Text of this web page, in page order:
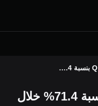
تذبذب Q (QuackAI) بنسبة 71.4% خلال 24 ساعة: زيادة حجم التداول تؤدي إلى تقلبات حادة في الأسعار
تذبذب Q (QuackAI) بنسبة 71.4% خلال